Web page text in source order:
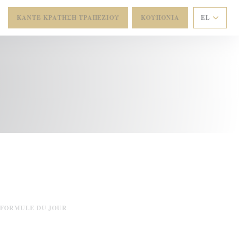
ΚΆΝΤΕ ΚΡΆΤΗΣΗ ΤΡΑΠΕΖΙΟΎ ΚΟΥΠΌΝΙΑ EL
FORMULE DU JOUR